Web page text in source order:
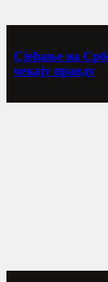
Сјећање на
чекају правду